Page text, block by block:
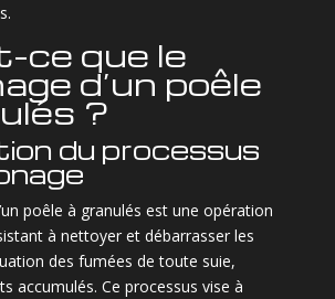
ce que le
d’un poêle
?
du processus
poêle à granulés est une opération
à nettoyer et débarrasser les
des fumées de toute suie,
accumulés. Ce processus vise à